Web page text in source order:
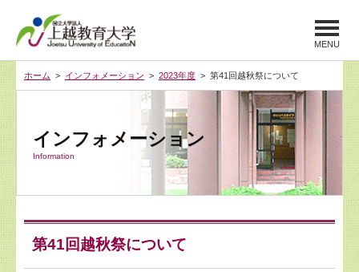
MENU
ホーム > インフォメーション > 2023年度 > 第41回越秋祭について
インフォメーション
Information
第41回越秋祭について